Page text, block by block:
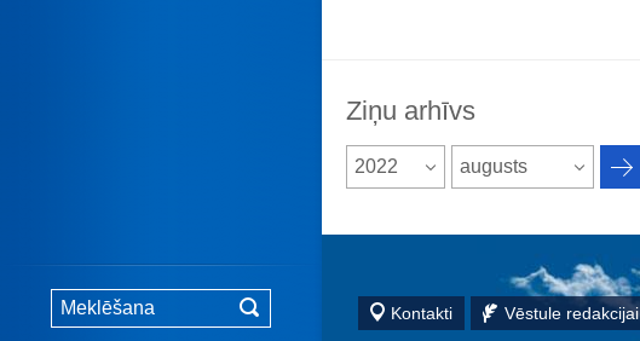
Ziņu arhīvs
2022 augusts
Kontakti Vēstule redakcijai